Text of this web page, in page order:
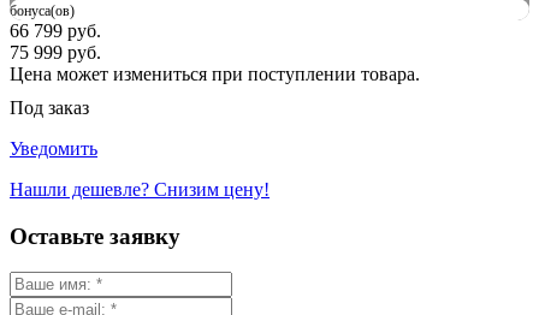
бонуса(ов)
66 799 руб.
75 999 руб.
Цена может измениться при поступлении товара.
Под заказ
Уведомить
Нашли дешевле? Снизим цену!
Оставьте заявку